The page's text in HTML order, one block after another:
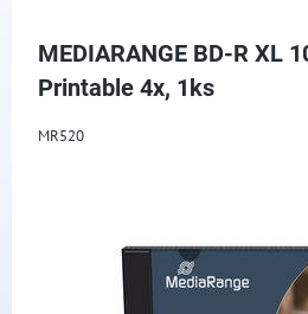
MEDIARANGE BD-R XL
Printable 4x, 1ks
MR520